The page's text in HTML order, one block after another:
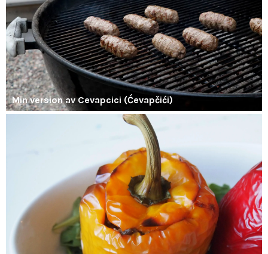
Min version av Cevapcici (Ćevapčići)